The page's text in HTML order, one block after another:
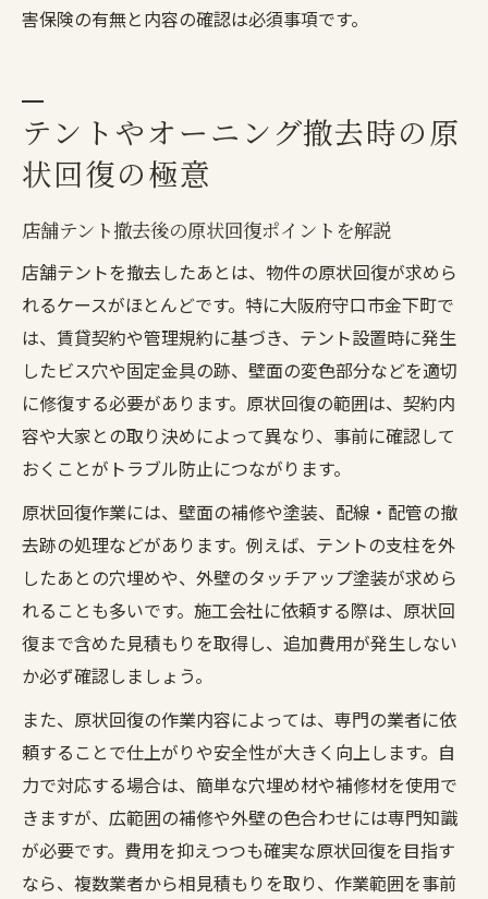
害保険の有無と内容の確認は必須事項です。
テントやオーニング撤去時の原
状回復の極意
店舗テント撤去後の原状回復ポイントを解説
店舗テントを撤去したあとは、物件の原状回復が求めら
れるケースがほとんどです。特に大阪府守口市金下町で
は、賃貸契約や管理規約に基づき、テント設置時に発生
したビス穴や固定金具の跡、壁面の変色部分などを適切
に修復する必要があります。原状回復の範囲は、契約内
容や大家との取り決めによって異なり、事前に確認して
おくことがトラブル防止につながります。
原状回復作業には、壁面の補修や塗装、配線・配管の撤
去跡の処理などがあります。例えば、テントの支柱を外
したあとの穴埋めや、外壁のタッチアップ塗装が求めら
れることも多いです。施工会社に依頼する際は、原状回
復まで含めた見積もりを取得し、追加費用が発生しない
か必ず確認しましょう。
また、原状回復の作業内容によっては、専門の業者に依
頼することで仕上がりや安全性が大きく向上します。自
力で対応する場合は、簡単な穴埋め材や補修材を使用で
きますが、広範囲の補修や外壁の色合わせには専門知識
が必要です。費用を抑えつつも確実な原状回復を目指す
なら、複数業者から相見積もりを取り、作業範囲を事前